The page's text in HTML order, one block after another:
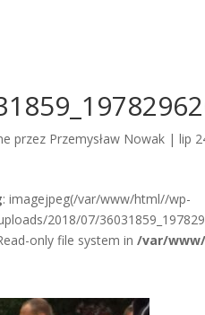
przez Przemysław Nowak |lip
: imagejpeg(/var/www/html//wp-
2018/07/
only file system in/var/